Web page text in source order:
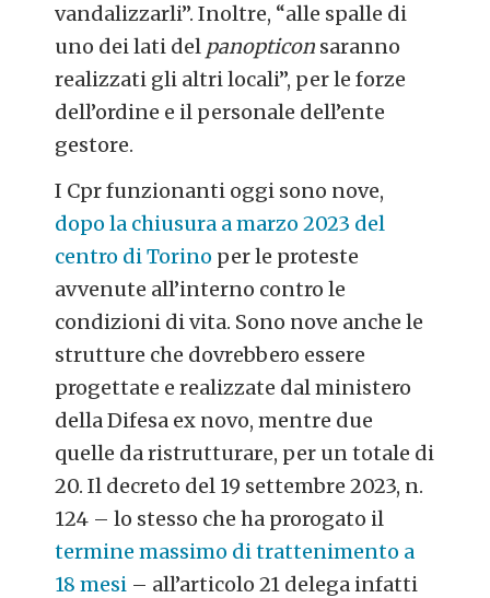
vandalizzarli”. Inoltre, “alle spalle di
uno dei lati del panopticon saranno
realizzati gli altri locali”, per le forze
dell’ordine e il personale dell’ente
gestore.
I Cpr funzionanti oggi sono nove,
dopo la chiusura a marzo 2023 del
centro di Torino per le proteste
avvenute all’interno contro le
condizioni di vita. Sono nove anche le
strutture che dovrebbero essere
progettate e realizzate dal ministero
della Difesa ex novo, mentre due
quelle da ristrutturare, per un totale di
20. Il decreto del 19 settembre 2023, n.
124 – lo stesso che ha prorogato il
termine massimo di trattenimento a
18 mesi – all’articolo 21 delega infatti